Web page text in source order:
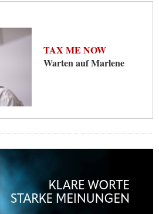
TAX ME NOW
Warten auf Marlene